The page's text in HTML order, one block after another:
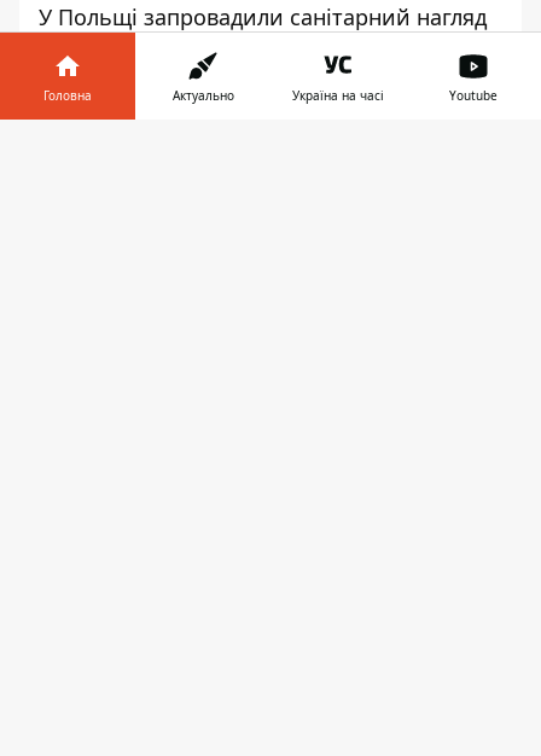
У Польщі запровадили санітарний нагляд
спалаху хантавірусу на борту
круїзного суднаMV Hondius. Йдеться про
людину, яка могла контактувати з
Головна Актуально Україна на часі Youtube